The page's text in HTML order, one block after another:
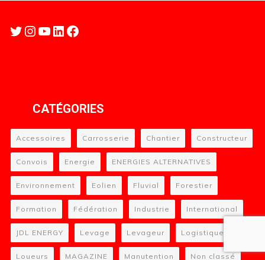
Twitter
Instagram
YouTube
LinkedIn
Facebook
CATÉGORIES
Accessoires Carrosserie Chantier Constructeur
Convois Energie ENERGIES ALTERNATIVES
Environnement Eolien Fluvial Forestier
Formation Fédération Industrie International
JDL ENERGY Levage Levageur Logistique
Loueurs MAGAZINE Manutention Non classé